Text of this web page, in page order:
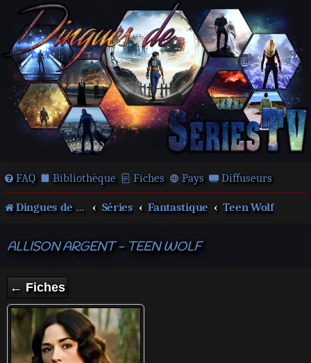
FAQ Bibliothèque Fiches Pays Diffuseurs
Dingues de séries télé ! Séries Fantastique Teen Wolf
ALLISON ARGENT - TEEN WOLF
← Fiches